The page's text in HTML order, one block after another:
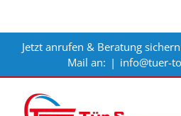
Zum
springen
Jetzt anrufen & Beratung
Mail an: | info@tuer-